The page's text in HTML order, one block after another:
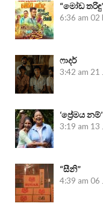
“මෝඩ
6:36 am 02
ෆාදර්
3:42 am 21
‘ප්‍රේමය
3:19 am 13
“සීනි”
4:39 am 06